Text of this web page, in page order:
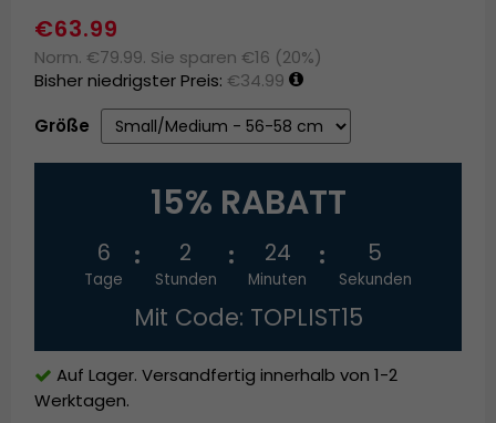
€63.99
Norm. €79.99. Sie sparen €16 (20%)
Bisher niedrigster Preis: €34.99
Größe
15% RABATT
6
Tage
2
Stunden
24
Minuten
5
Sekunden
Mit Code: TOPLIST15
Auf Lager. Versandfertig innerhalb von 1-2
Werktagen.